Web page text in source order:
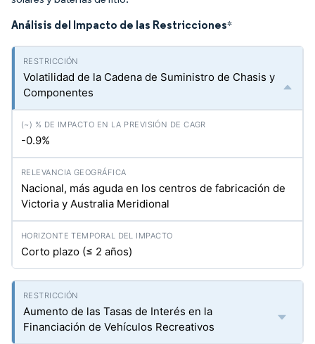
Análisis del Impacto de las Restricciones*
Volatilidad de la Cadena de Suministro de Chasis y
Componentes
-0.9%
Nacional, más aguda en los centros de fabricación de
Victoria y Australia Meridional
Corto plazo (≤ 2 años)
Aumento de las Tasas de Interés en la
Financiación de Vehículos Recreativos